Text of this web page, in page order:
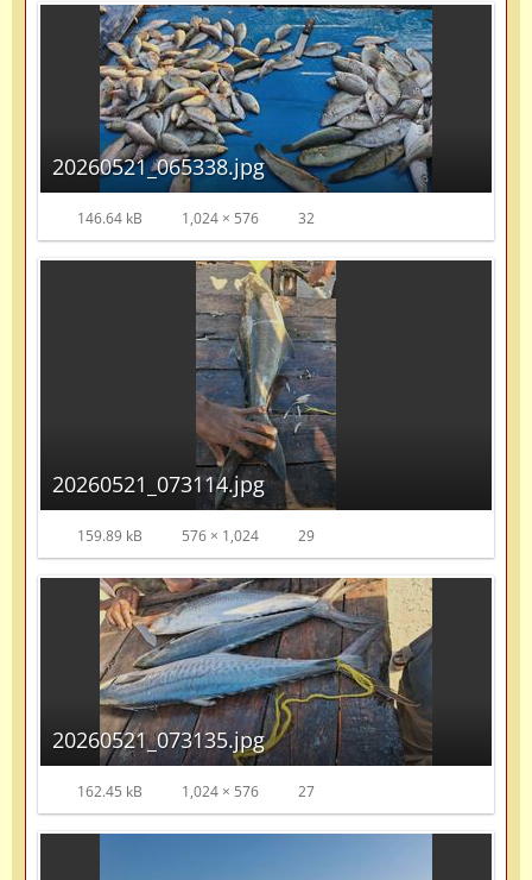
20260521_065338.jpg
146.64 kB 1,024 × 576 32
20260521_073114.jpg
159.89 kB 576 × 1,024 29
20260521_073135.jpg
162.45 kB 1,024 × 576 27